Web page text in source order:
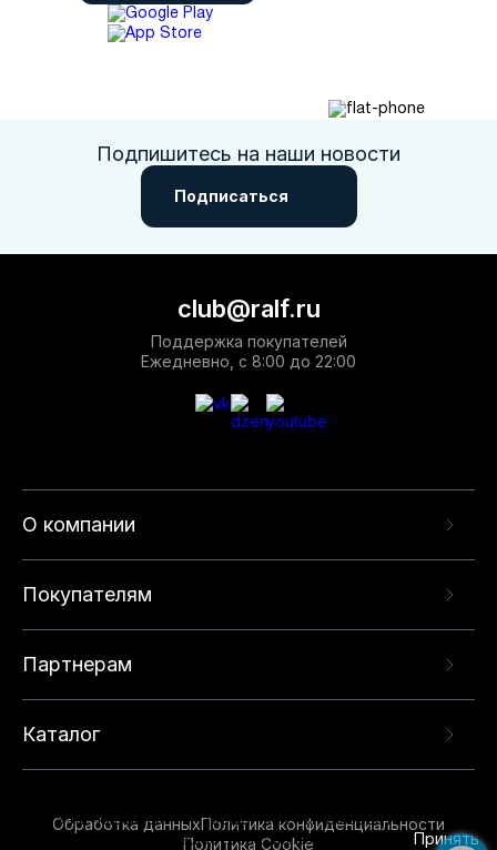
Подпишитесь на наши новости
Подписаться
О компании
Покупателям
Партнерам
Каталог
club@ralf.ru
Поддержка покупателей
Ежедневно, с 8:00 до 22:00
Обработка данныхПолитика конфиденциальности
Политика Cookie
опыта на нашем сайте. Продолжая использовать
данный сайт, вы соглашаетесь с использованием
Принять